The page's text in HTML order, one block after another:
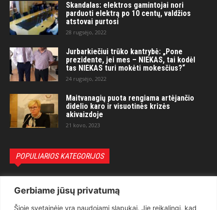
Gerbiame jūsų privatumą
Šioje svetainėje yra naudojami slapukai. Jie reikalingi, kad
Skandalas: elektros gamintojai nori
parduoti elektrą po 10 centų, valdžios
atstovai purtosi
28 rugsėjo, 2022
Jurbarkiečiui trūko kantrybė: „Pone
prezidente, jei mes – NIEKAS, tai kodėl
tas NIEKAS turi mokėti mokesčius?“
24 rugsėjo, 2022
Maitvanagių puota rengiama artėjančio
didelio karo ir visuotinės krizės
akivaizdoje
21 kovo, 2023
POPULIARIOS KATEGORIJOS